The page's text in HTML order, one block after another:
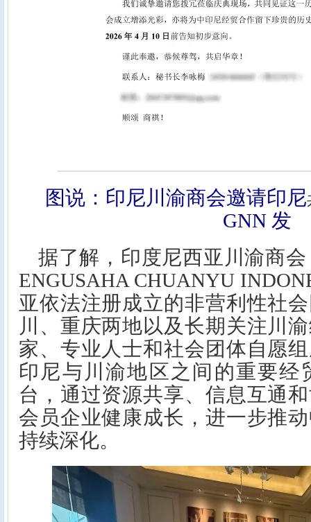
图说：印尼川渝商会邀请印尼
GNN 发
据了解，印度尼西亚川渝商会
ENGUSAHA CHUANYU
亚依法注册成立的非营利性社
川、重庆两地以及长期关注川
家、专业人士和社会团体自愿
印尼与川渝地区之间的重要经
台，通过资源共享、信息互通
会员企业健康成长，进一步推
持续深化。